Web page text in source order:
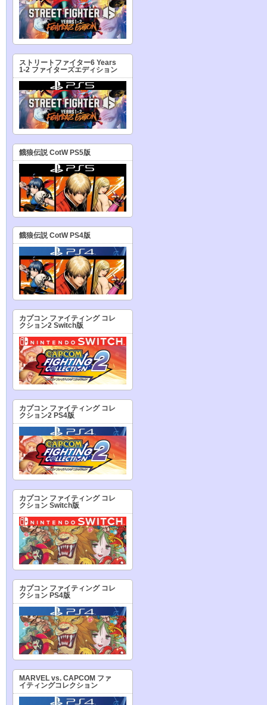
ストリートファイター6 Years
1-2 ファイターズエディション
餓狼伝説 CotW PS5版
餓狼伝説 CotW PS4版
カプコン ファイティング コレ
クション2 Switch版
カプコン ファイティング コレ
クション2 PS4版
カプコン ファイティング コレ
クション Switch版
カプコン ファイティング コレ
クション PS4版
MARVEL vs. CAPCOM ファ
イティングコレクション